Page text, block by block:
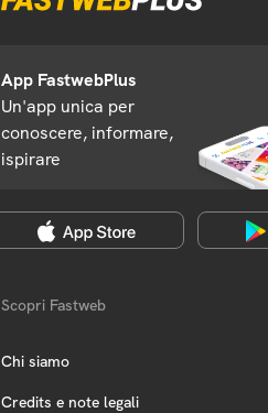
App FastwebPlus
Un'app unica per
conoscere, informare,
ispirare
Scopri Fastweb
Chi siamo
Credits e note legali